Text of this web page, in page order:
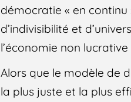
démocratie « en
d’indivisibilité et
l’économie non
Alors que le modèle de
la plus juste et la plus